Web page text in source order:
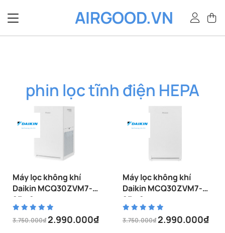
qua
dung
AIRGOOD.VN
phin lọc tĩnh điện HEPA
Máy lọc không khí
Daikin MCQ30ZVM7-G
23m2
3.750.000₫ 2.990.000₫
Máy lọc không khí
Daikin MCQ30ZVM7-A
23m2
3.750.000₫ 2.990.000₫